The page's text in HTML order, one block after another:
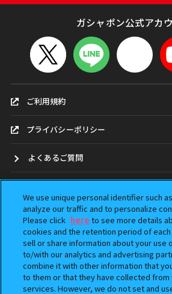
ガシャポン公式アカ
ご利用規約
プライバシーポリシー
よくあるご質問
ガシャポンどこ？
アンケート
ウェブアクセシビリティ方針
We use unique personal identifier such
analyze our traffic and to personalize
Please click here to see more details
cookies and the retention period of each
sell or share information about your use
to/with our analytics and advertising
combine it with other information that
to them or that they have collected
services. However, we do not set and